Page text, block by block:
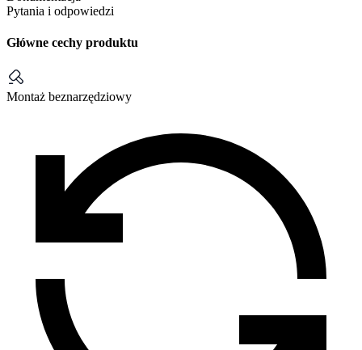
Pytania i odpowiedzi
Główne cechy produktu
Montaż beznarzędziowy